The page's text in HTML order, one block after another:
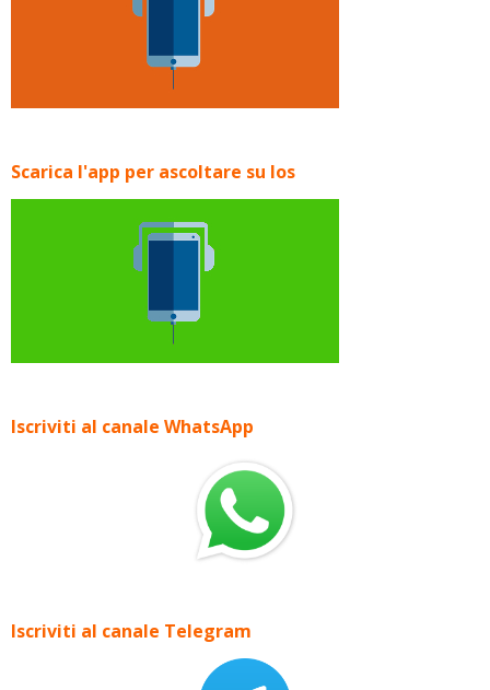
Scarica l'app per ascoltare su Ios
Iscriviti al canale WhatsApp
Iscriviti al canale Telegram